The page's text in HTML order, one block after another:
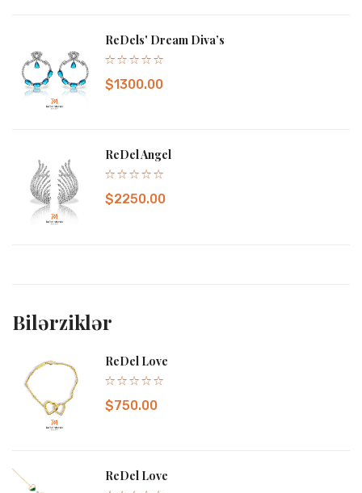
ReDels' Dream Diva’s
$1300.00
ReDel Angel
$2250.00
Bilərziklər
ReDel Love
$750.00
ReDel Love
ReDel Dream Emerald Üzük
18K ağ qızıl üzük, Kolumbiya zümrüdü və brilyantlarla — xəyal,
Karta Əlavə Et